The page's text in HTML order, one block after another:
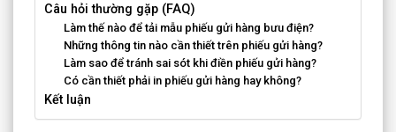
Câu hỏi thường gặp (FAQ)
Làm thế nào để tải mẫu phiếu gửi hàng bưu điện?
Những thông tin nào cần thiết trên phiếu gửi hàng?
Làm sao để tránh sai sót khi điền phiếu gửi hàng?
Có cần thiết phải in phiếu gửi hàng hay không?
Kết luận